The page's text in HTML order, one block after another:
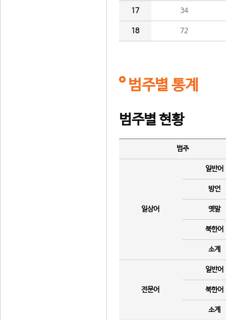
17 34
18 72
범주별 통계
범주별 현황
범주
일상어
일반어
방언
옛말
북한어
소계
전문어
일반어
북한어
소계